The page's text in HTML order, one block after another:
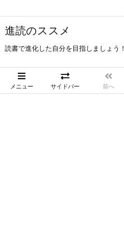
進読のススメ
読書で進化した自分を目指しましょう！
メニュー サイドバー 前へ